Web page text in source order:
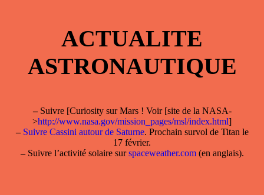
ACTUALITE
ASTRONAUTIQUE
–Suivre [Curiosity sur Mars ! Voir [site de la NASA-
>http://www.nasa.gov/mission_pages/msl/index.html]
– Suivre Cassini autour de Saturne. Prochain survol de Titan le
17 février.
–Suivre l’activité solaire surspaceweather.com(en anglais).